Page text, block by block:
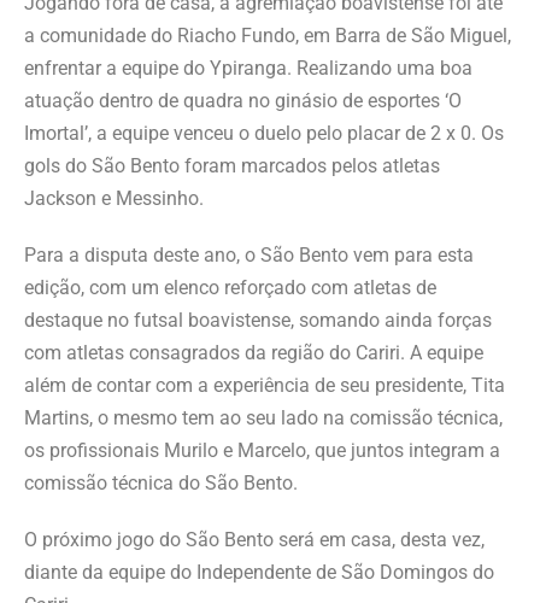
a comunidade do Riacho Fundo, em Barra de São Miguel,
enfrentar a equipe do Ypiranga. Realizando uma boa
atuação dentro de quadra no ginásio de esportes ‘O
Imortal’, a equipe venceu o duelo pelo placar de 2 x 0. Os
gols do São Bento foram marcados pelos atletas
Jackson e Messinho.
Para a disputa deste ano, o São Bento vem para esta
edição, com um elenco reforçado com atletas de
destaque no futsal boavistense, somando ainda forças
com atletas consagrados da região do Cariri. A equipe
além de contar com a experiência de seu presidente, Tita
Martins, o mesmo tem ao seu lado na comissão técnica,
os profissionais Murilo e Marcelo, que juntos integram a
comissão técnica do São Bento.
O próximo jogo do São Bento será em casa, desta vez,
diante da equipe do Independente de São Domingos do